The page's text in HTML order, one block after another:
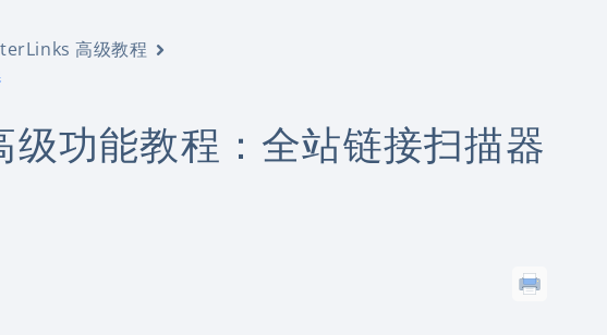
高级教程
级功能教程：全站链接扫描器